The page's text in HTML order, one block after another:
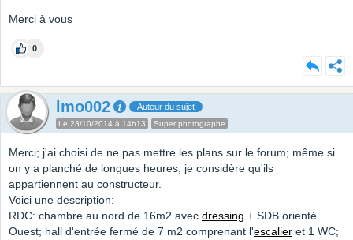
Merci à vous
0
lmo002 Auteur du sujet
Le 23/10/2014 à 14h13 Super photographe
Merci; j'ai choisi de ne pas mettre les plans sur le forum; même si
on y a planché de longues heures, je considère qu'ils
appartiennent au constructeur.
Voici une description:
RDC: chambre au nord de 16m2 avec dressing + SDB orienté
Ouest; hall d'entrée fermé de 7 m2 comprenant l'escalier et 1 WC;